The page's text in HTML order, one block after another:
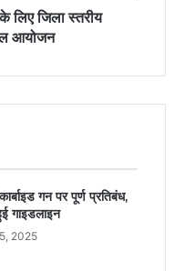
के लिए जिला स्तरीय
आयोजन
गन पर पूर्ण प्रतिबंध,
गाइडलाइन
2025